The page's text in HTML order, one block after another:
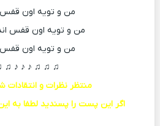
من و تویه اون قفس
من و تویه اون قفس
من و تویه اون قفس
♫ ♪ ♪ ♪ ♫ ♫ ♫
منتظر نظرات و
اگر این پست را پسندید لطفا به این پست 5